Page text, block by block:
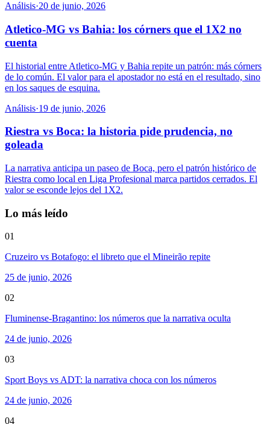
Análisis·20 de junio, 2026
Atletico-MG vs Bahia: los córners que el 1X2 no
cuenta
El historial entre Atletico-MG y Bahia repite un patrón: más córners
de lo común. El valor para el apostador no está en el resultado, sino
en los saques de esquina.
Análisis·19 de junio, 2026
Riestra vs Boca: la historia pide prudencia, no
goleada
La narrativa anticipa un paseo de Boca, pero el patrón histórico de
Riestra como local en Liga Profesional marca partidos cerrados. El
valor se esconde lejos del 1X2.
Lo más leído
01
Cruzeiro vs Botafogo: el libreto que el Mineirão repite
25 de junio, 2026
02
Fluminense-Bragantino: los números que la narrativa oculta
24 de junio, 2026
03
Sport Boys vs ADT: la narrativa choca con los números
24 de junio, 2026
04